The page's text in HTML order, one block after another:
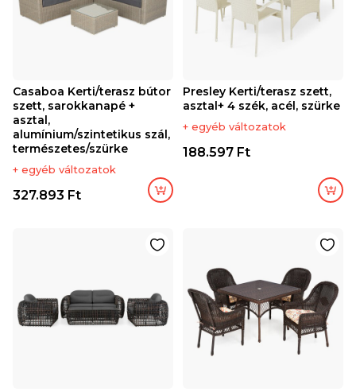
Casaboa Kerti/terasz bútor
szett, sarokkanapé +
asztal,
alumínium/szintetikus szál,
természetes/szürke
+ egyéb változatok
327.893 Ft
Presley Kerti/terasz szett,
asztal+ 4 szék, acél, szürke
+ egyéb változatok
188.597 Ft